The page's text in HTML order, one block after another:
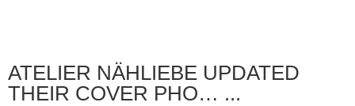
ATELIER NÄHLIEBE UPDATED
THEIR COVER PHO…